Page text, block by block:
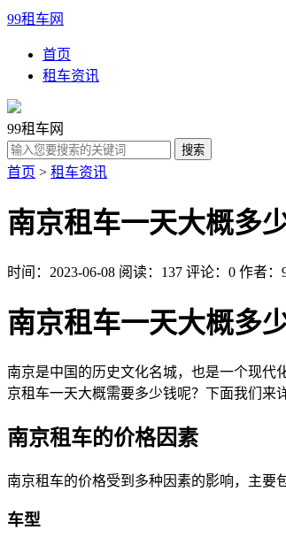
99租车网
首页
租车资讯
99租车网
首页 > 租车资讯
南京租车一天大概多
时间：2023-06-08 阅读：137 评论：0 作者：
南京租车一天大概多
南京是中国的历史文化名城，也是一个现代
京租车一天大概需要多少钱呢？下面我们来
南京租车的价格因素
南京租车的价格受到多种因素的影响，主要
车型